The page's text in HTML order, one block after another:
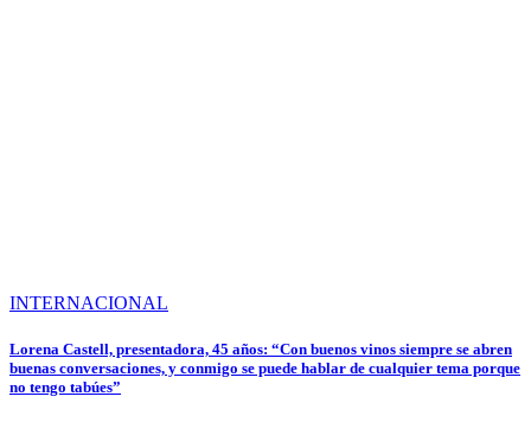
INTERNACIONAL
Lorena Castell, presentadora, 45 años: “Con buenos vinos siempre se abren
buenas conversaciones, y conmigo se puede hablar de cualquier tema porque
no tengo tabúes”